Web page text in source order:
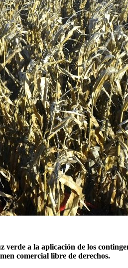
a la aplicación de los
comercial libre de derechos.